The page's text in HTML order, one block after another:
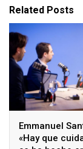
Related Posts
Emmanuel
«Hay que